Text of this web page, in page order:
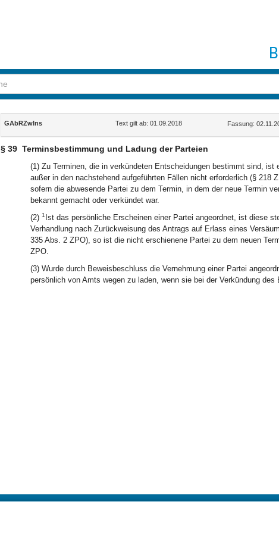
Inhalt
GAbRZwIns Text gilt ab: 01.09.2018 Fassung:
§ 39 Terminsbestimmung und Ladung der Parteien
(1) Zu Terminen, die in verkündeten Entscheidungen bestimmt sind,
außer in den nachstehend aufgeführten Fällen nicht erforderlich (§ 218
sofern die abwesende Partei zu dem Termin, in dem der neue Termin
bekannt gemacht oder verkündet war.
(2) 1 Ist das persönliche Erscheinen einer Partei angeordnet, ist diese
Verhandlung nach Zurückweisung des Antrags auf Erlass eines
335 Abs. 2 ZPO), so ist die nicht erschienene Partei zu dem neuen
ZPO.
(3) Wurde durch Beweisbeschluss die Vernehmung einer Partei
persönlich von Amts wegen zu laden, wenn sie bei der Verkündung